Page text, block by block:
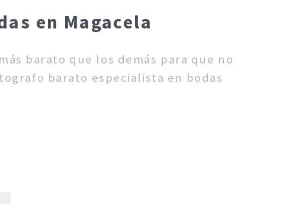
en Magacela
barato que los demás para que no
barato especialista en bodas